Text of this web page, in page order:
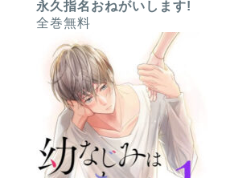
永久指名おねがいします!
全巻無料